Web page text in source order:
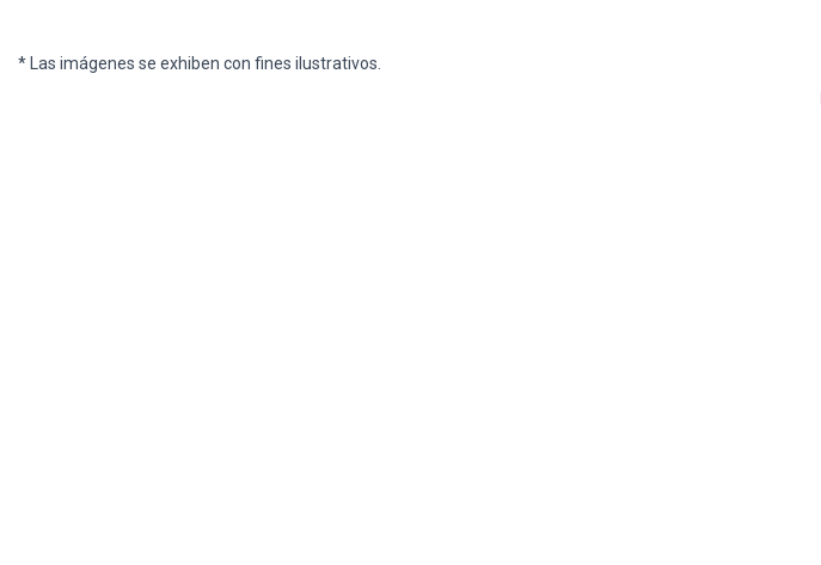
* Las imágenes se exhiben con fines ilustrativos.